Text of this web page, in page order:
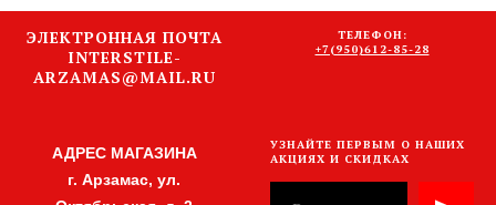
ЭЛЕКТРОННАЯ ПОЧТА
INTERSTILE-
ARZAMAS@MAIL.RU
ТЕЛЕФОН:
+7(950)612-85-28
АДРЕС МАГАЗИНА
г. Арзамас, ул.
УЗНАЙТЕ ПЕРВЫМ О НАШИХ
АКЦИЯХ И СКИДКАХ